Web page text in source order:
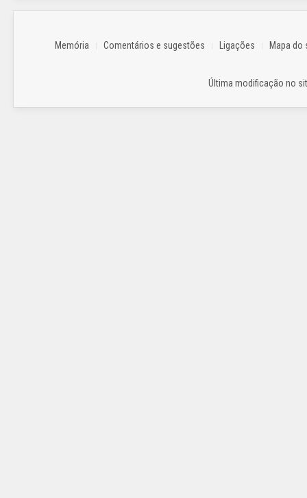
Memória Comentários e sugestões Ligações Mapa do
Última modificação no